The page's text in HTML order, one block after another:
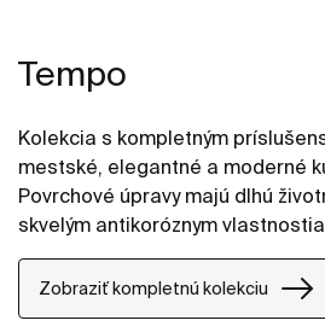
Tempo
Kolekcia s kompletným
mestské, elegantné a moderné
Povrchové úpravy majú dlhú
skvelým antikoróznym
príslušenstvo možno ľahko
Súčasťou produktov je inštalačná
Zobraziť kompletnú kolekciu